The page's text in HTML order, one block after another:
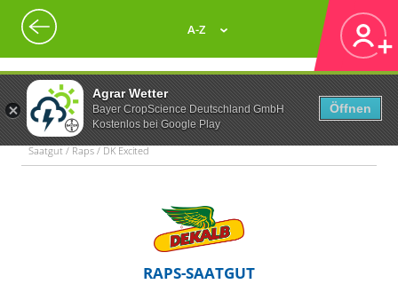
Agrar Wetter
Bayer CropScience Deutschland GmbH
Kostenlos bei Google Play
Öffnen
A-Z
Saatgut / Raps / DK Excited
RAPS-SAATGUT